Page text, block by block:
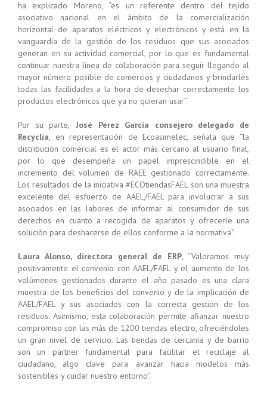
ha explicado Moreno, “es un referente dentro del tejido
asociativo nacional en el ámbito de la comercialización
horizontal de aparatos eléctricos y electrónicos y está en la
vanguardia de la gestión de los residuos que sus asociados
generan en su actividad comercial, por lo que es fundamental
continuar nuestra línea de colaboración para seguir llegando al
mayor número posible de comercios y ciudadanos y brindarles
todas las facilidades a la hora de desechar correctamente los
productos electrónicos que ya no quieran usar”.
Por su parte, José Pérez García consejero delegado de
Recyclia, en representación de Ecoasimelec, señala que “la
distribución comercial es el actor más cercano al usuario final,
por lo que desempeña un papel imprescindible en el
incremento del volumen de RAEE gestionado correctamente.
Los resultados de la iniciativa #ECOtiendasFAEL son una muestra
excelente del esfuerzo de AAEL/FAEL para involucrar a sus
asociados en las labores de informar al consumidor de sus
derechos en cuanto a recogida de aparatos y ofrecerle una
solución para deshacerse de ellos conforme a la normativa”.
Laura Alonso, directora general de ERP, “Valoramos muy
positivamente el convenio con AAEL/FAEL y el aumento de los
volúmenes gestionados durante el año pasado es una clara
muestra de los beneficios del convenio y de la implicación de
AAEL/FAEL y sus asociados con la correcta gestión de los
residuos. Asimismo, esta colaboración permite afianzar nuestro
compromiso con las más de 1200 tiendas electro, ofreciéndoles
un gran nivel de servicio. Las tiendas de cercanía y de barrio
son un partner fundamental para facilitar el reciclaje al
ciudadano, algo clave para avanzar hacia modelos más
sostenibles y cuidar nuestro entorno”.